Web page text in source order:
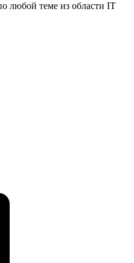
любой теме из области IT